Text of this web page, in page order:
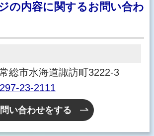
の内容に関するお問い合わ
総市水海道諏訪町3222-3
23-2111
い合わせをする